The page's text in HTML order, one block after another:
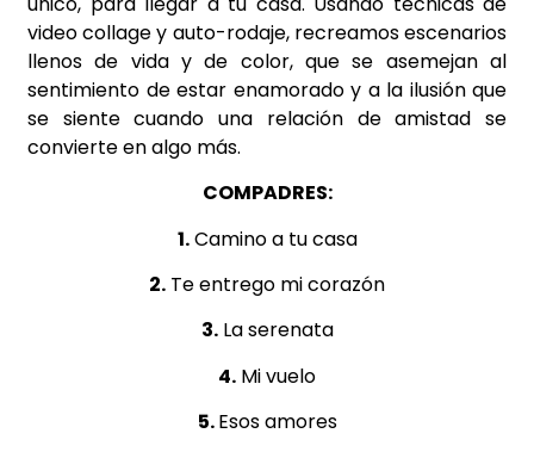
video collage y auto-rodaje, recreamos escenarios
llenos de vida y de color, que se asemejan al
sentimiento de estar enamorado y a la ilusión que
se siente cuando una relación de amistad se
convierte en algo más.
COMPADRES:
1.Camino a tu casa
2. Te entrego mi corazón
3.La serenata
4. Mi vuelo
5.Esos amores